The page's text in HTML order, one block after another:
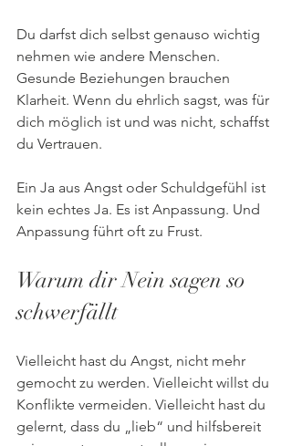
Du darfst dich selbst genauso wichtig
nehmen wie andere Menschen.
Gesunde Beziehungen brauchen
Klarheit. Wenn du ehrlich sagst, was für
dich möglich ist und was nicht, schaffst
du Vertrauen.
Ein Ja aus Angst oder Schuldgefühl ist
kein echtes Ja. Es ist Anpassung. Und
Anpassung führt oft zu Frust.
Warum dir Nein sagen so
schwerfällt
Vielleicht hast du Angst, nicht mehr
gemocht zu werden. Vielleicht willst du
Konflikte vermeiden. Vielleicht hast du
gelernt, dass du „lieb“ und hilfsbereit